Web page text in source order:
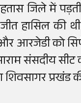
जिले में
हासिल की
आरजेडी को
संसदीय सीट
शिवसागर प्रखंड